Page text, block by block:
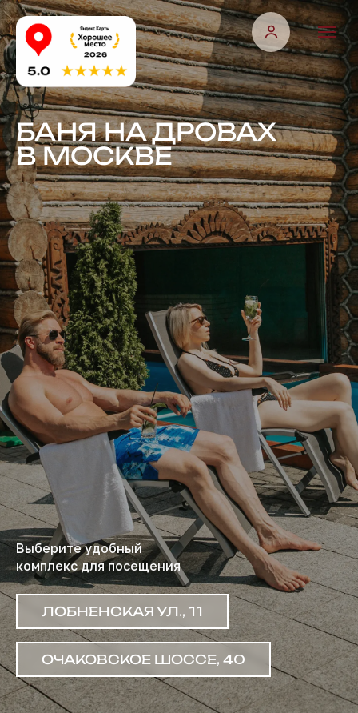
БАНЯ НА ДРОВАХ
В МОСКВЕ
Выберите удобный
комплекс для посещения
ЛОБНЕНСКАЯ УЛ., 11
ОЧАКОВСКОЕ ШОССЕ, 40